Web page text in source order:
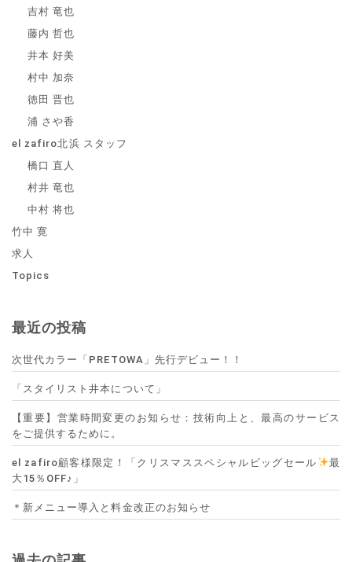
吉村 竜也
藤内 哲也
井本 好美
村中 加奈
徳田 晋也
浦 さや香
el zafiro北浜 スタッフ
橋口 直人
村井 竜也
中村 将也
竹中 寛
求人
Topics
最近の投稿
次世代カラー「PRETOWA」先行デビュー！！
「スタイリスト井本について」
【重要】営業時間変更のお知らせ：技術向上と、最高のサービス
をご提供するために。
el zafiro顧客様限定！「クリスマススペシャルビッグセール
最
大15％OFF♪」
＊新メニュー導入と料金改正のお知らせ